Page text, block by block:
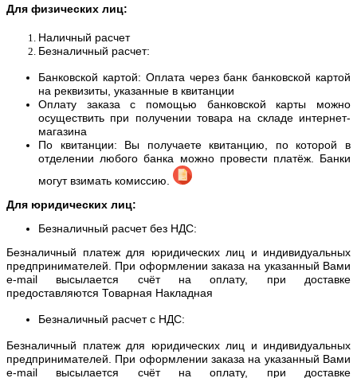
Для физических лиц:
Наличный расчет
Безналичный расчет:
Банковской картой: Оплата через банк банковской картой
на реквизиты, указанные в квитанции
Оплату заказа с помощью банковской карты можно
осуществить при получении товара на складе интернет-
магазина
По квитанции: Вы получаете квитанцию, по которой в
отделении любого банка можно провести платёж. Банки
могут взимать комиссию.
Для юридических лиц:
Безналичный расчет без НДС:
Безналичный платеж для юридических лиц и индивидуальных
предпринимателей. При оформлении заказа на указанный Вами
e-mail высылается счёт на оплату, при доставке
предоставляются Товарная Накладная
Безналичный расчет с НДС:
Безналичный платеж для юридических лиц и индивидуальных
предпринимателей. При оформлении заказа на указанный Вами
e-mail высылается счёт на оплату, при доставке